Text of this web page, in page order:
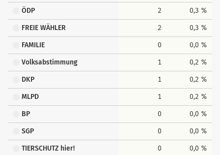
ÖDP 2 0,3 %
FREIE WÄHLER 2 0,3 %
FAMILIE 0 0,0 %
Volksabstimmung 1 0,2 %
DKP 1 0,2 %
MLPD 1 0,2 %
BP 0 0,0 %
SGP 0 0,0 %
TIERSCHUTZ hier! 0 0,0 %